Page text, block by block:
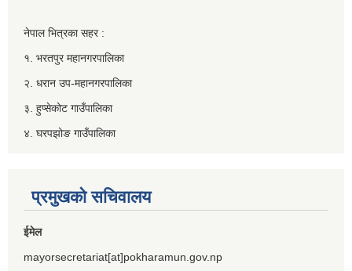
नेपाल भित्रका सहर :
१. भरतपुर महानगरपालिका
२. धरान उप-महानगरपालिका
३. हुप्सेकोट गाउँपालिका
४. घरपझोङ गाउँपालिका
प्रमुखको सचिवालय
ईमेल
mayorsecretariat[at]pokharamun.gov.np